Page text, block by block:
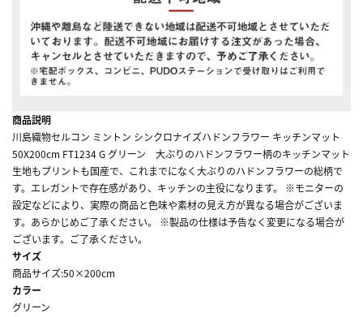
商品説明
川島織物セルコン ミントン シンクロナイズハドンフラワー キッチンマット
50X200cm FT1234 G グリーン 大ぶりのハドンフラワー柄のキッチンマット
生地もプリントも国産で、これまでになく大ぶりのハドンフラワーの総柄で
す。エレガントで存在感があり、キッチンの主役になります。 ※モニターの
設定などにより、実際の商品と色味や素材の見え方が異なる場合がございま
す。あらかじめご了承ください。 ※製品の仕様は予告なく変更になる場合が
ございます。ご了承ください。
サイズ
商品サイズ:50×200cm
カラー
グリーン